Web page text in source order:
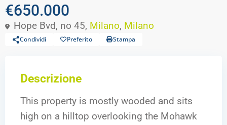
€650.000
Hope Bvd, no 45, Milano, Milano
Condividi Preferito Stampa
Descrizione
This property is mostly wooded and sits
high on a hilltop overlooking the Mohawk